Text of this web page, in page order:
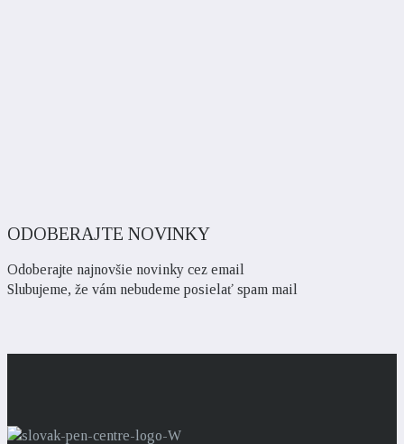
ODOBERAJTE NOVINKY
Odoberajte najnovšie novinky cez email
Slubujeme, že vám nebudeme posielať spam mail